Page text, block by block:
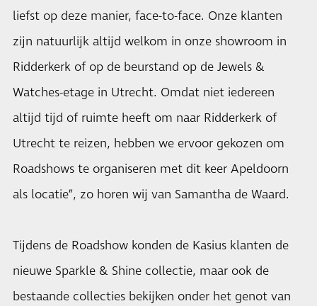
liefst op deze manier, face-to-face. Onze klanten
zijn natuurlijk altijd welkom in onze showroom in
Ridderkerk of op de beurstand op de Jewels &
Watches-etage in Utrecht. Omdat niet iedereen
altijd tijd of ruimte heeft om naar Ridderkerk of
Utrecht te reizen, hebben we ervoor gekozen om
Roadshows te organiseren met dit keer Apeldoorn
als locatie”, zo horen wij van Samantha de Waard.
Tijdens de Roadshow konden de Kasius klanten de
nieuwe Sparkle & Shine collectie, maar ook de
bestaande collecties bekijken onder het genot van